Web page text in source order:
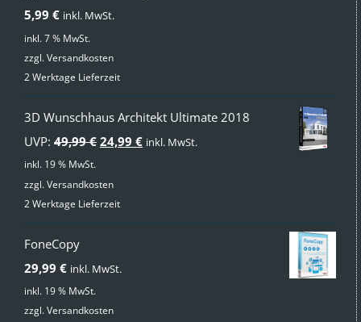
von 5
5,99 € inkl. MwSt.
inkl. 7 % MwSt.
zzgl.Versandkosten
2 Werktage Lieferzeit
3D Wunschhaus Architekt Ultimate 2018
UVP: 49,99€ Ursprünglicher
war:
24,99 €Aktueller
inkl. MwSt.
inkl. 19 % MwSt.
zzgl.Versandkosten
2 Werktage Lieferzeit
FoneCopy
29,99 € inkl. MwSt.
inkl. 19 % MwSt.
zzgl.Versandkosten